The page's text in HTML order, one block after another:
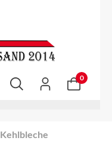
0
Kehlbleche